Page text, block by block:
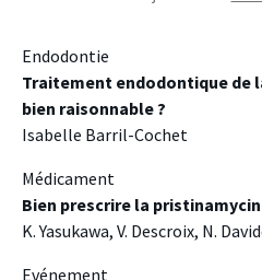
Endodontie
Traitement endodontique de
bien raisonnable ?
Isabelle Barril-Cochet
Médicament
Bien prescrire la
K. Yasukawa, V. Descroix, N.
Evénement